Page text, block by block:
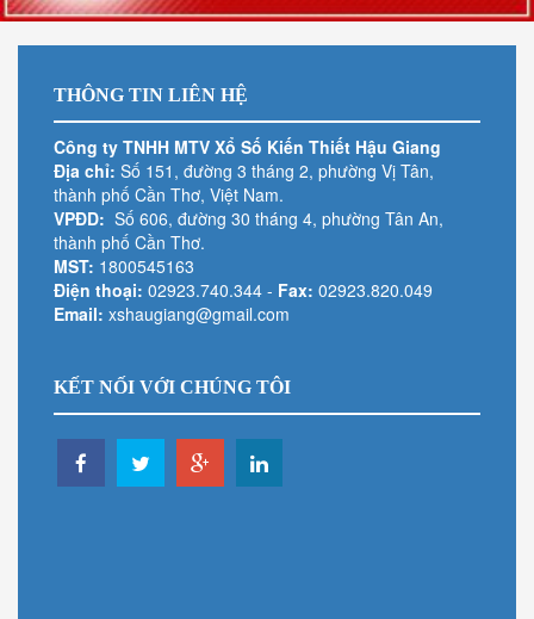
THÔNG TIN LIÊN HỆ
Công ty TNHH MTV Xổ Số Kiến Thiết Hậu Giang
Địa chỉ: Số 151, đường 3 tháng 2, phường Vị Tân,
thành phố Cần Thơ, Việt Nam.
VPĐD: Số 606, đường 30 tháng 4, phường Tân An,
thành phố Cần Thơ.
MST: 1800545163
Điện thoại: 02923.740.344 - Fax: 02923.820.049
Email: xshaugiang@gmail.com
KẾT NỐI VỚI CHÚNG TÔI